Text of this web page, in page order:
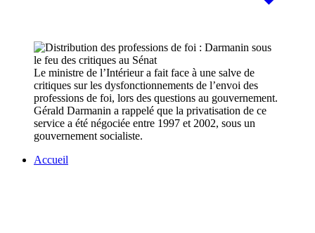
Le ministre de l’Intérieur a fait face à une salve de
critiques sur les dysfonctionnements de l’envoi des
professions de foi, lors des questions au gouvernement.
Gérald Darmanin a rappelé que la privatisation de ce
service a été négociée entre 1997 et 2002, sous un
gouvernement socialiste.
Accueil